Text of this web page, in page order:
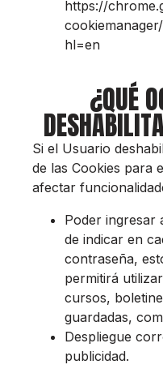
https://
hl=en
¿QUÉ
Si el Usuario
de las Cookies para
afectar
Poder ingresar
de indicar en
contraseña,
permitirá
cursos,
guardadas,
Despliegue
publicidad.